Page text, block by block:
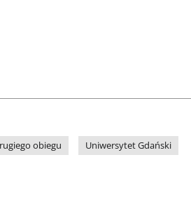
obiegu Uniwersytet Gdański